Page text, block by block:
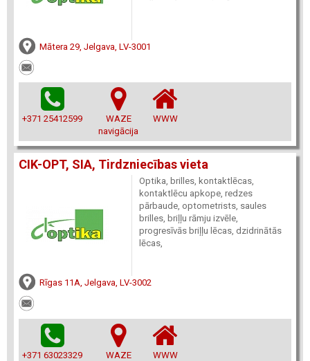
Mātera 29, Jelgava, LV-3001
+371 25412599
WAZE
navigācija
WWW
CIK-OPT, SIA, Tirdzniecības vieta
Optika, brilles, kontaktlēcas,
kontaktlēcu apkope, redzes
pārbaude, optometrists, saules
brilles, briļļu rāmju izvēle,
progresīvās briļļu lēcas, dzidrinātās
lēcas,
Rīgas 11A, Jelgava, LV-3002
+371 63023329
WAZE
WWW